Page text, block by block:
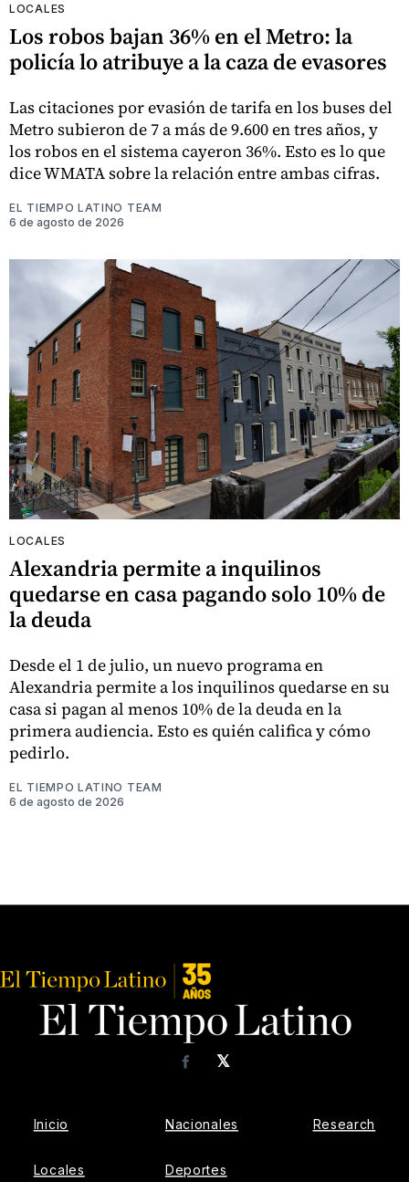
LOCALES
Los robos bajan 36% en el Metro: la
policía lo atribuye a la caza de evasores
Las citaciones por evasión de tarifa en los buses del
Metro subieron de 7 a más de 9.600 en tres años, y
los robos en el sistema cayeron 36%. Esto es lo que
dice WMATA sobre la relación entre ambas cifras.
EL TIEMPO LATINO TEAM
6 de agosto de 2026
LOCALES
Alexandria permite a inquilinos
quedarse en casa pagando solo 10% de
la deuda
Desde el 1 de julio, un nuevo programa en
Alexandria permite a los inquilinos quedarse en su
casa si pagan al menos 10% de la deuda en la
primera audiencia. Esto es quién califica y cómo
pedirlo.
EL TIEMPO LATINO TEAM
6 de agosto de 2026
𝕏
Facebook
Inicio
Locales
Nacionales
Deportes
Research